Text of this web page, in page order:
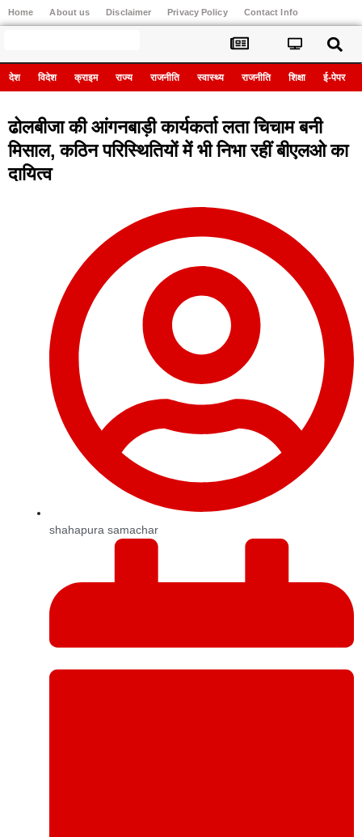
Home About us Disclaimer Privacy Policy Contact Info
देश विदेश क्राइम राज्य राजनीति स्वास्थ्य राजनीति शिक्षा ई-पेपर
ढोलबीजा की आंगनबाड़ी कार्यकर्ता लता चिचाम बनी
मिसाल, कठिन परिस्थितियों में भी निभा रहीं बीएलओ का
दायित्व
shahapura samachar